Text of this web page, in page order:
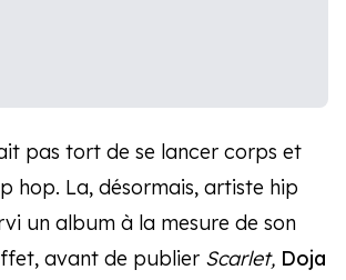
pas tort de se lancer corps et
hop. La, désormais, artiste hip
un album à la mesure de son
avant de publier Scarlet, Doja